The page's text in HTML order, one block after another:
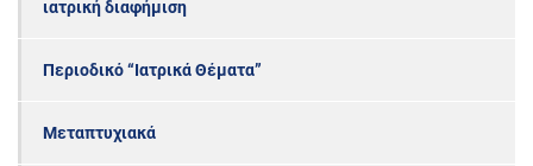
ιατρική διαφήμιση
Περιοδικό “Ιατρικά Θέματα”
Μεταπτυχιακά